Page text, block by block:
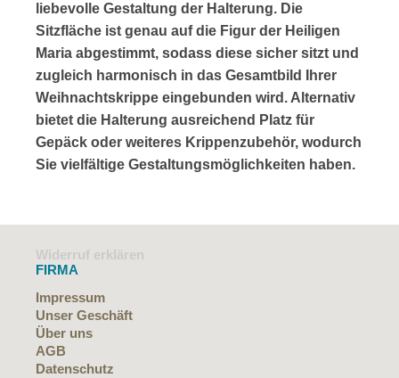
liebevolle Gestaltung der Halterung. Die
Sitzfläche ist genau auf die Figur der Heiligen
Maria abgestimmt, sodass diese sicher sitzt und
zugleich harmonisch in das Gesamtbild Ihrer
Weihnachtskrippe eingebunden wird. Alternativ
bietet die Halterung ausreichend Platz für
Gepäck oder weiteres Krippenzubehör, wodurch
Sie vielfältige Gestaltungsmöglichkeiten haben.
Widerruf erklären
FIRMA
Impressum
Unser Geschäft
Über uns
AGB
Datenschutz